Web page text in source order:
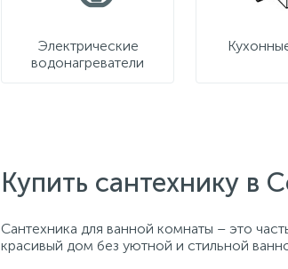
Электрические
водонагреватели
Купить сантехнику в
Сантехника для ванной комнаты – это
красивый дом без уютной и стильной